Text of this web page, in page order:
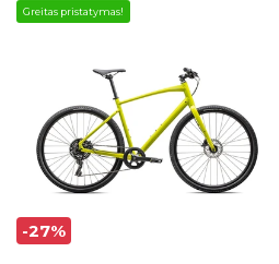
-27%
Greitas pristatymas!